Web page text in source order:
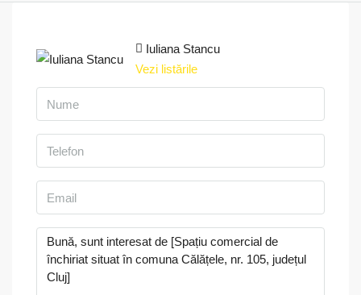
Iuliana Stancu
Vezi listările